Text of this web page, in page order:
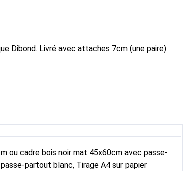
Dibond. Livré avec attaches 7cm (une paire)
ou cadre bois noir mat 45x60cm avec passe-
partout blanc, Tirage A4 sur papier